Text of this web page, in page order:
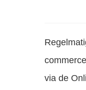
via de